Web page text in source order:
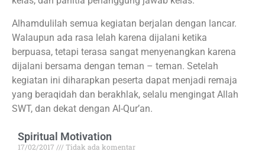
Alhamdulilah semua kegiatan berjalan dengan lancar.
Walaupun ada rasa lelah karena dijalani ketika
berpuasa, tetapi terasa sangat menyenangkan karena
dijalani bersama dengan teman – teman. Setelah
kegiatan ini diharapkan peserta dapat menjadi remaja
yang beraqidah dan berakhlak, selalu mengingat Allah
SWT, dan dekat dengan Al-Qur’an.
Spiritual Motivation
17/02/2017
Tidak ada komentar